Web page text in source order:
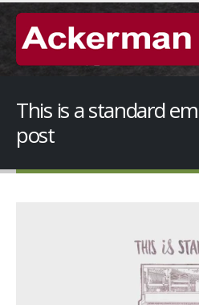
This is a standard
post